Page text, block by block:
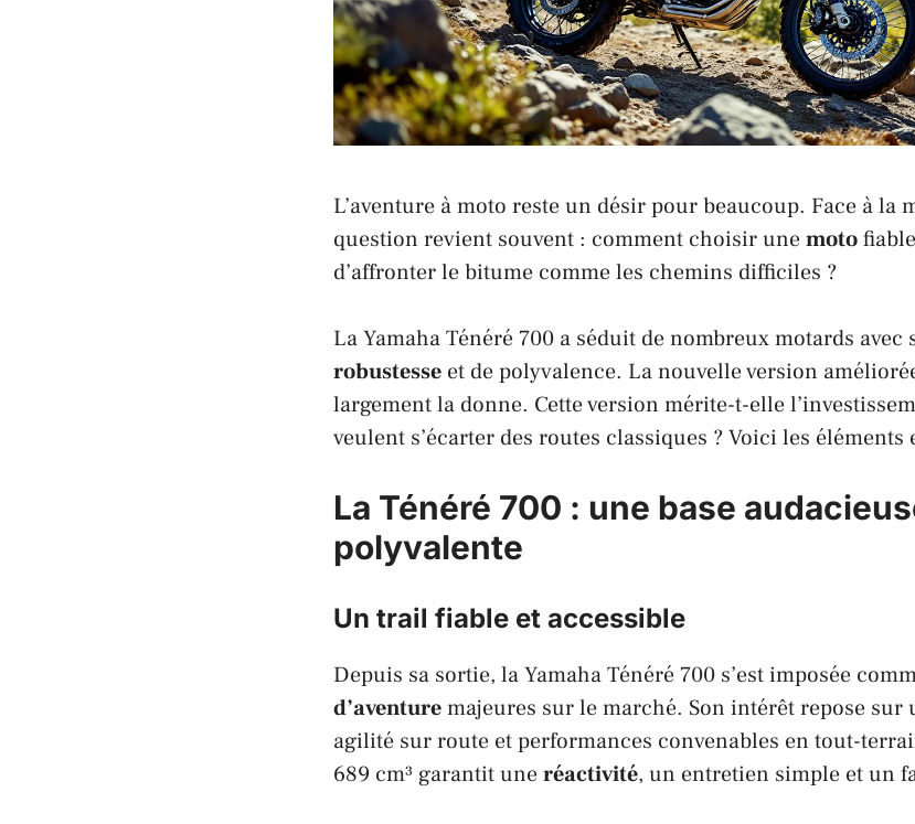
L’aventure à moto reste un désir pour beaucoup. Face à la
question revient souvent : comment choisir unemoto
d’affronter le bitume comme les chemins difficiles ?
LaYamaha Ténéré 700 a séduit de nombreux motards avec
robustesse et de polyvalence. La nouvelle version
largement la donne. Cette version mérite-t-elle
veulent s’écarter des routes classiques ? Voici les
La Ténéré 700 : une base
polyvalente
Un trail fiable et accessible
Depuis sa sortie, la Yamaha Ténéré 700 s’est imposée
d’aventuremajeures sur le marché. Son intérêt repose
agilité sur route et performances convenables en tout-
689 cm³ garantit uneréactivité, un entretien simple et un